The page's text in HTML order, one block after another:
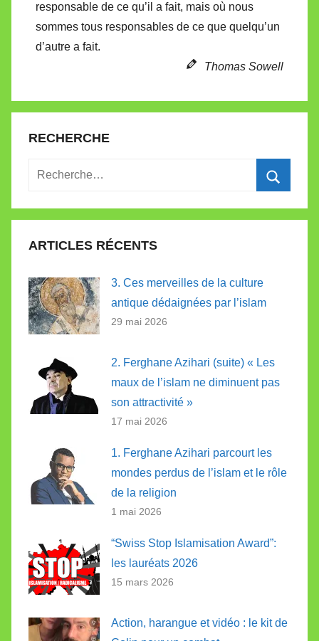
t
e
responsable de ce qu’il a fait, mais où nous
sommes tous responsables de ce que quelqu’un
d’autre a fait.
Thomas Sowell
RECHERCHE
Recherche
:
ARTICLES RÉCENTS
3. Ces merveilles de la culture
antique dédaignées par l’islam
29 mai 2026
2. Ferghane Azihari (suite) « Les
maux de l’islam ne diminuent pas
son attractivité »
17 mai 2026
1. Ferghane Azihari parcourt les
mondes perdus de l’islam et le rôle
de la religion
1 mai 2026
“Swiss Stop Islamisation Award”:
les lauréats 2026
15 mars 2026
Action, harangue et vidéo : le kit de